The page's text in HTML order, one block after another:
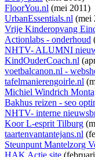
FloorYou.nl (mei 2011)
UrbanEssentials.nl (mei
Vrije Kinderopvang
Actionlabs - onderhoud
NHTV- ALUMNI
KindOuderCoach.nl
voetbalcanon.nl -
tafelmanierengoirle.nl
Michiel Windrich
Bakhus reizen - seo
NHTV- interne
Koor L-esprit Tilburg
taartenvantantejans.nl
Steunpunt Mantelzorg